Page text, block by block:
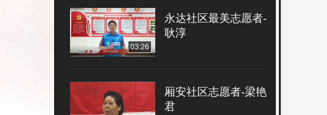
03:26
永达社区最美志愿者-
耿淳
厢安社区志愿者-梁艳
君